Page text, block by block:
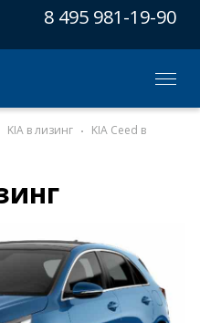
8 495 981-19-90
KIA в лизинг
KIA Ceed в